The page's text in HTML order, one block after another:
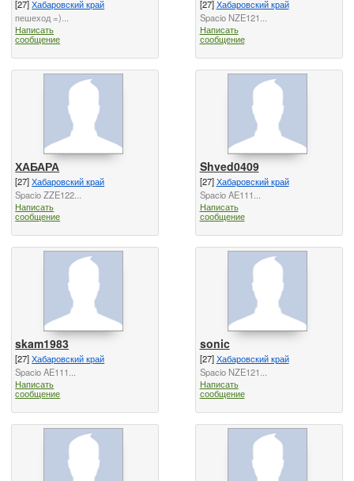
[27]Хабаровский край
пешеход =)...
Написать
сообщение
[27]Хабаровский край
Spacio NZE121...
Написать
сообщение
ХАБАРА
[27]Хабаровский край
Spacio ZZE122...
Написать
сообщение
Shved0409
[27]Хабаровский край
Spacio AE111...
Написать
сообщение
skam1983
[27]Хабаровский край
Spacio AE111...
Написать
сообщение
sonic
[27]Хабаровский край
Spacio NZE121...
Написать
сообщение